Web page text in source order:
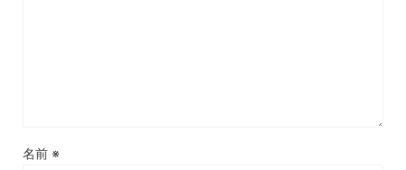
名前 ※